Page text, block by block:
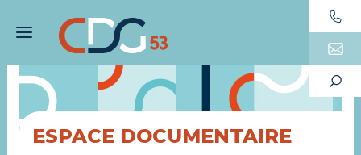
ESPACE DOCUMENTAIRE